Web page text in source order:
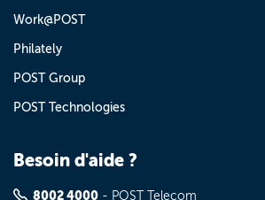
Work@POST
Philately
POST Group
POST Technologies
Besoin d'aide ?
8002 4000 - POST Telecom